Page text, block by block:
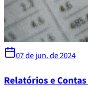
07 de jun. de 2024
Relatórios e